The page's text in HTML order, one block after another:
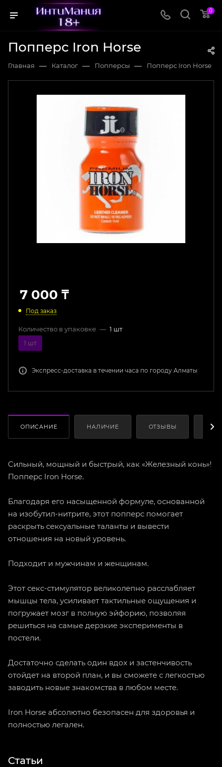
0
Попперс Iron Horse
Главная — Каталог — Попперсы — Попперс Iron Horse
7 000 ₸
Под заказ
Количество в упаковке — 1 шт
1 шт
Экспресс-доставка в течении часа по городу Алматы
ОПИСАНИЕ НАЛИЧИЕ ОТЗЫВЫ
Сильный, мощный и быстрый, как «Железный конь»!
Попперс Iron Horse.
Благодаря его насыщенной формуле, основанной
на изобутил-нитрите, этот попперс помогает
раскрыть сексуальные таланты и вывести
отношения на новый уровень.
Подходит и мужчинам и женщинам.
Этот секс-стимулятор великолепно расслабляет
мышцы тела, усиливает тактильные ощущения и
погружает мозг в полную эйфорию, позволяя
решиться на самые дерзкие эксперименты в
постели.
Достаточно сделать один вдох и застенчивость
отойдет на второй план, и вы сможете с легкостью
заводить новые знакомства в любом месте.
Iron Horse абсолютно безопасен для здоровья и
полностью легален.
Статьи